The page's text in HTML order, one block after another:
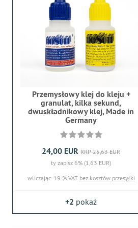
Przemysłowy klej do kleju +
granulat, kilka sekund,
dwuskładnikowy klej, Made in
Germany
24,00 EUR RRP 25,63 EUR
ty zapisz 6% (1,63 EUR)
wliczając. 19 % VAT bez kosztów przesyłki
+2 pokaż